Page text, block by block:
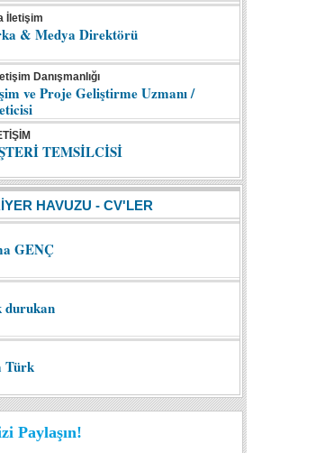
İletişim
& Medya Direktörü
Danışmanlığı
ve Proje Geliştirme Uzmanı /
TEMSİLCİSİ
HAVUZU - CV'LER
GENÇ
durukan
Türk
Paylaşın!